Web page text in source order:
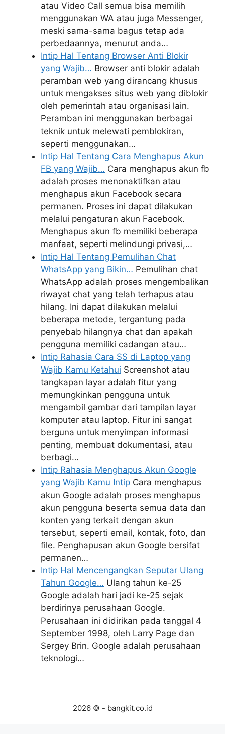
atau Video Call semua bisa memilih
menggunakan WA atau juga Messenger,
meski sama-sama bagus tetap ada
perbedaannya, menurut anda…
Intip Hal Tentang Browser Anti Blokir
yang Wajib… Browser anti blokir adalah
peramban web yang dirancang khusus
untuk mengakses situs web yang diblokir
oleh pemerintah atau organisasi lain.
Peramban ini menggunakan berbagai
teknik untuk melewati pemblokiran,
seperti menggunakan…
Intip Hal Tentang Cara Menghapus Akun
FB yang Wajib… Cara menghapus akun fb
adalah proses menonaktifkan atau
menghapus akun Facebook secara
permanen. Proses ini dapat dilakukan
melalui pengaturan akun Facebook.
Menghapus akun fb memiliki beberapa
manfaat, seperti melindungi privasi,…
Intip Hal Tentang Pemulihan Chat
WhatsApp yang Bikin… Pemulihan chat
WhatsApp adalah proses mengembalikan
riwayat chat yang telah terhapus atau
hilang. Ini dapat dilakukan melalui
beberapa metode, tergantung pada
penyebab hilangnya chat dan apakah
pengguna memiliki cadangan atau…
Intip Rahasia Cara SS di Laptop yang
Wajib Kamu Ketahui Screenshot atau
tangkapan layar adalah fitur yang
memungkinkan pengguna untuk
mengambil gambar dari tampilan layar
komputer atau laptop. Fitur ini sangat
berguna untuk menyimpan informasi
penting, membuat dokumentasi, atau
berbagi…
Intip Rahasia Menghapus Akun Google
yang Wajib Kamu Intip Cara menghapus
akun Google adalah proses menghapus
akun pengguna beserta semua data dan
konten yang terkait dengan akun
tersebut, seperti email, kontak, foto, dan
file. Penghapusan akun Google bersifat
permanen…
Intip Hal Mencengangkan Seputar Ulang
Tahun Google… Ulang tahun ke-25
Google adalah hari jadi ke-25 sejak
berdirinya perusahaan Google.
Perusahaan ini didirikan pada tanggal 4
September 1998, oleh Larry Page dan
Sergey Brin. Google adalah perusahaan
teknologi…
2026 © - bangkit.co.id